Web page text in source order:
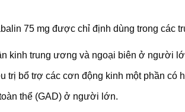
75 mg được chỉ định dùng trong các
kinh trung ương và ngoại biên ở người
trị bổ trợ các cơn động kinh một phần có
thể (GAD) ở người lớn.